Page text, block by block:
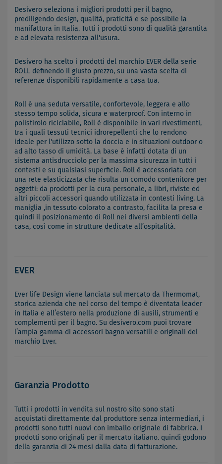
Desivero seleziona i migliori prodotti per il bagno,
prediligendo design, qualità, praticità e se possibile la
manifattura in Italia. Tutti i prodotti sono di qualità garantita
e ad elevata resistenza all'usura.
Desivero ha scelto i prodotti del marchio EVER della serie
ROLL definendo il giusto prezzo, su una vasta scelta di
referenze disponibili rapidamente a casa tua.
Roll è una seduta versatile, confortevole, leggera e allo
stesso tempo solida, sicura e waterproof. Con interno in
polistirolo riciclabile, Roll è disponibile in vari rivestimenti,
tra i quali tessuti tecnici idrorepellenti che lo rendono
ideale per l'utilizzo sotto la doccia e in situazioni outdoor o
ad alto tasso di umidità. La base è infatti dotata di un
sistema antisdrucciolo per la massima sicurezza in tutti i
contesti e su qualsiasi superficie. Roll è accessoriata con
una rete elasticizzata che risulta un comodo contenitore per
oggetti: da prodotti per la cura personale, a libri, riviste ed
altri piccoli accessori quando utilizzata in contesti living. La
maniglia ,in tessuto colorato a contrasto, facilita la presa e
quindi il posizionamento di Roll nei diversi ambienti della
casa, così come in strutture dedicate all’ospitalità.
EVER
Ever life Design viene lanciata sul mercato da Thermomat,
storica azienda che nel corso del tempo è diventata leader
in Italia e all’estero nella produzione di ausili, strumenti e
complementi per il bagno. Su desivero.com puoi trovare
l’ampia gamma di accessori bagno versatili e originali del
marchio Ever.
Garanzia Prodotto
Tutti i prodotti in vendita sul nostro sito sono stati
acquistati direttamente dal produttore senza intermediari, i
prodotti sono tutti nuovi con imballo originale di fabbrica. I
prodotti sono originali per il mercato italiano. quindi godono
della garanzia di 24 mesi dalla data di fatturazione.